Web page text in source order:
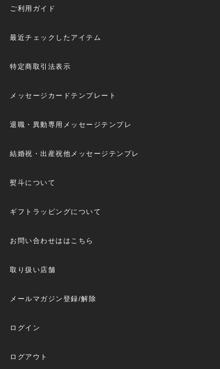
ご利用ガイド
最近チェックしたアイテム
特定商取引法表示
メッセージカードテンプレート
退職・異動専用メッセージテンプレ
結婚祝・出産祝他メッセージテンプレ
熨斗について
ギフトラッピングについて
お問い合わせははこちら
取り扱い店舗
メールマガジン登録/解除
ログイン
ログアウト